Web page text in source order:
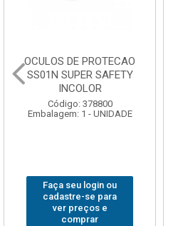
OCULOS DE PROTECAO
SS01N SUPER SAFETY
INCOLOR
Código: 378800
Embalagem: 1 - UNIDADE
Faça seu login ou
cadastre-se para
ver preços e
comprar